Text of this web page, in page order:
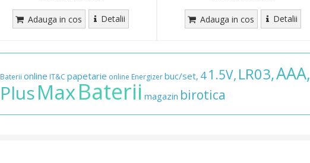
Adauga in cos Detalii Adauga in cos Detalii
Baterii online IT&C papetarie online Energizerbuc/set, 4 1.5V, LR03,AAA,
PlusMaxBaterii magazin birotica